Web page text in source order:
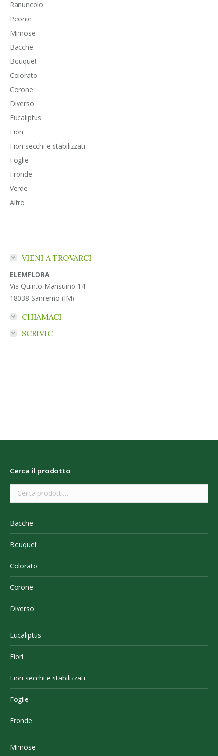
Ranuncolo
Peonie
Mimose
Bacche
Bouquet
Colorato
Corone
Diverso
Eucaliptus
Fiori
Fiori secchi e stabilizzati
Foglie
Fronde
Verde
Altro
VIENI A TROVARCI
ELEMFLORA
Via Quinto Mansuino 14
18038 Sanremo (IM)
CHIAMACI
SCRIVICI
Cerca il prodotto
Bacche
Bouquet
Colorato
Corone
Diverso
Eucaliptus
Fiori
Fiori secchi e stabilizzati
Foglie
Fronde
Mimose